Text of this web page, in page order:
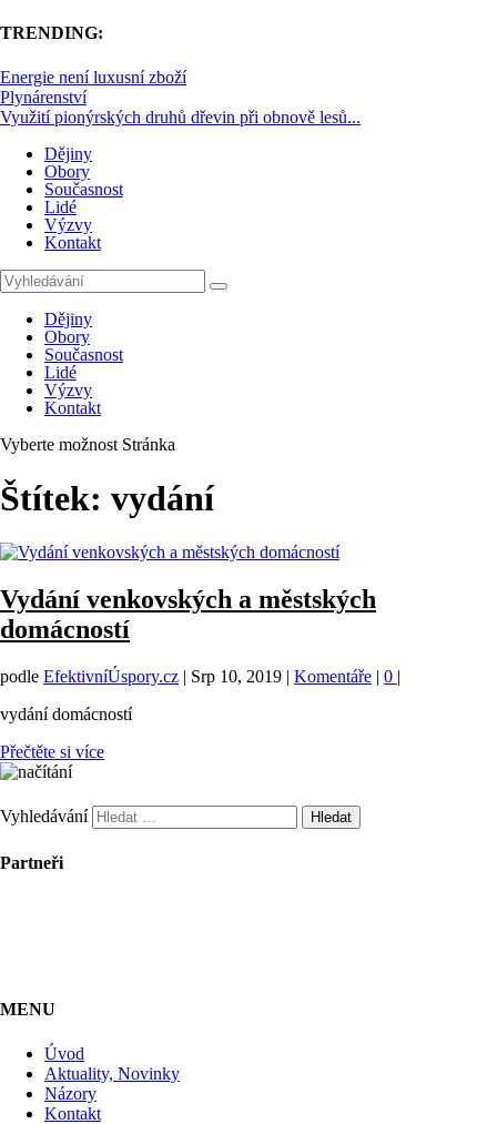
TRENDING:
Energie není luxusní zboží
Plynárenství
Využití pionýrských druhů dřevin při obnově lesů...
Dějiny
Obory
Současnost
Lidé
Výzvy
Kontakt
Dějiny
Obory
Současnost
Lidé
Výzvy
Kontakt
Vyberte možnost Stránka
Štítek: vydání
Vydání venkovských a městských
domácností
podle EfektivníÚspory.cz | Srp 10, 2019 | Komentáře | 0 |
vydání domácností
Přečtěte si více
Vyhledávání
Partneři
MENU
Úvod
Aktuality, Novinky
Názory
Kontakt